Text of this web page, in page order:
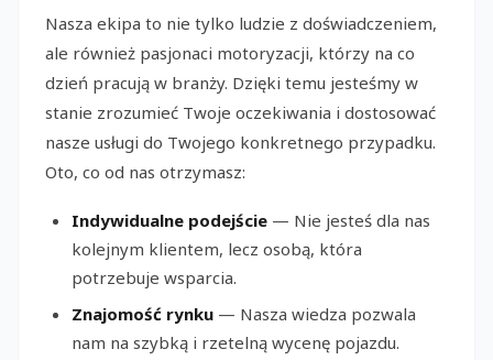
Nasza ekipa to nie tylko ludzie z doświadczeniem,
ale również pasjonaci motoryzacji, którzy na co
dzień pracują w branży. Dzięki temu jesteśmy w
stanie zrozumieć Twoje oczekiwania i dostosować
nasze usługi do Twojego konkretnego przypadku.
Oto, co od nas otrzymasz:
Indywidualne podejście — Nie jesteś dla nas
kolejnym klientem, lecz osobą, która
potrzebuje wsparcia.
Znajomość rynku — Nasza wiedza pozwala
nam na szybką i rzetelną wycenę pojazdu.